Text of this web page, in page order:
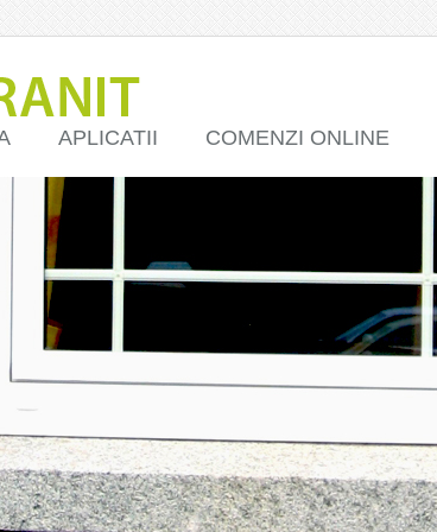
APLICATII COMENZI ONLINE